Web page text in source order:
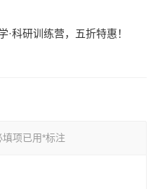
·科研训练营，五折特惠！
填项已用*标注